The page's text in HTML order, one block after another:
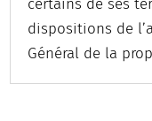
certains de ses
dispositions de
Général de la